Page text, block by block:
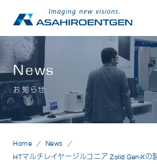
News お知らせ
Philosophy 朝日の想い
Product 製品情報
News
お知らせ
Home
News
HTマルチレイヤージルコニア Zolid Gen-Xの